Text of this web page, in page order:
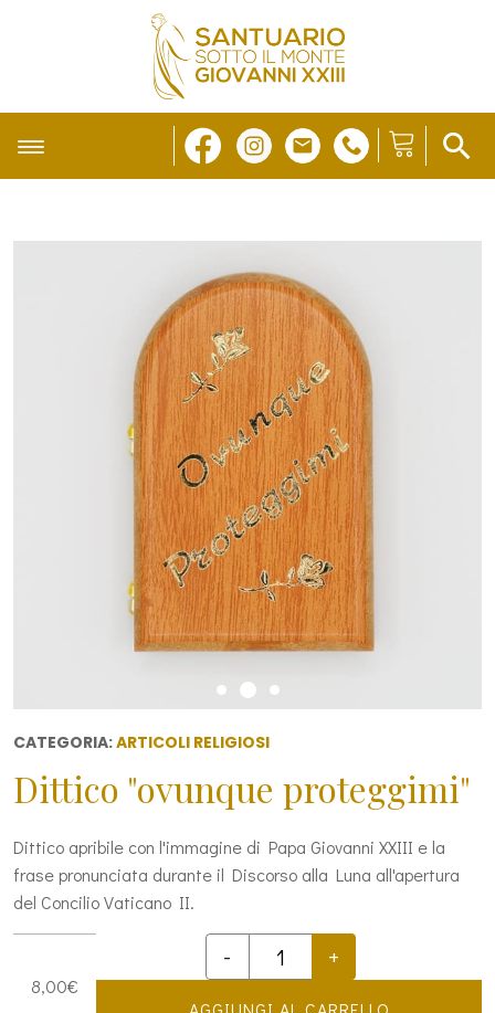
CATEGORIA:ARTICOLI RELIGIOSI
Dittico "ovunque proteggimi"
Dittico apribile con l'immagine di Papa Giovanni XXIII e la
frase pronunciata durante il Discorso alla Luna all'apertura
del Concilio Vaticano II.
8,00€
- +